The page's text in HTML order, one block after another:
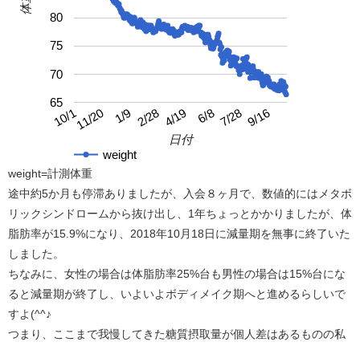
weight
10/111/20 1/9 2/28 4/19 6/8 7/28 9/16
65
70
75
80
日付
weight=計測体重
途中約5か月も停滞ありましたが、入会８ヶ月で、数値的にはメタボ
リックシンドロームから抜け出し、1年ちょっとかかりましたが、体
脂肪率が15.9%になり、2018年10月18日に減量期を無事に終了いた
しました。
ちなみに、女性の場合は体脂肪率25%台も男性の場合は15%台にな
ると減量期が終了し、いよいよボディメイク期へと進めるらしいで
すよ(^^♪
つまり、ここまで我慢してきた糖質摂取量が個人差はあるものの私